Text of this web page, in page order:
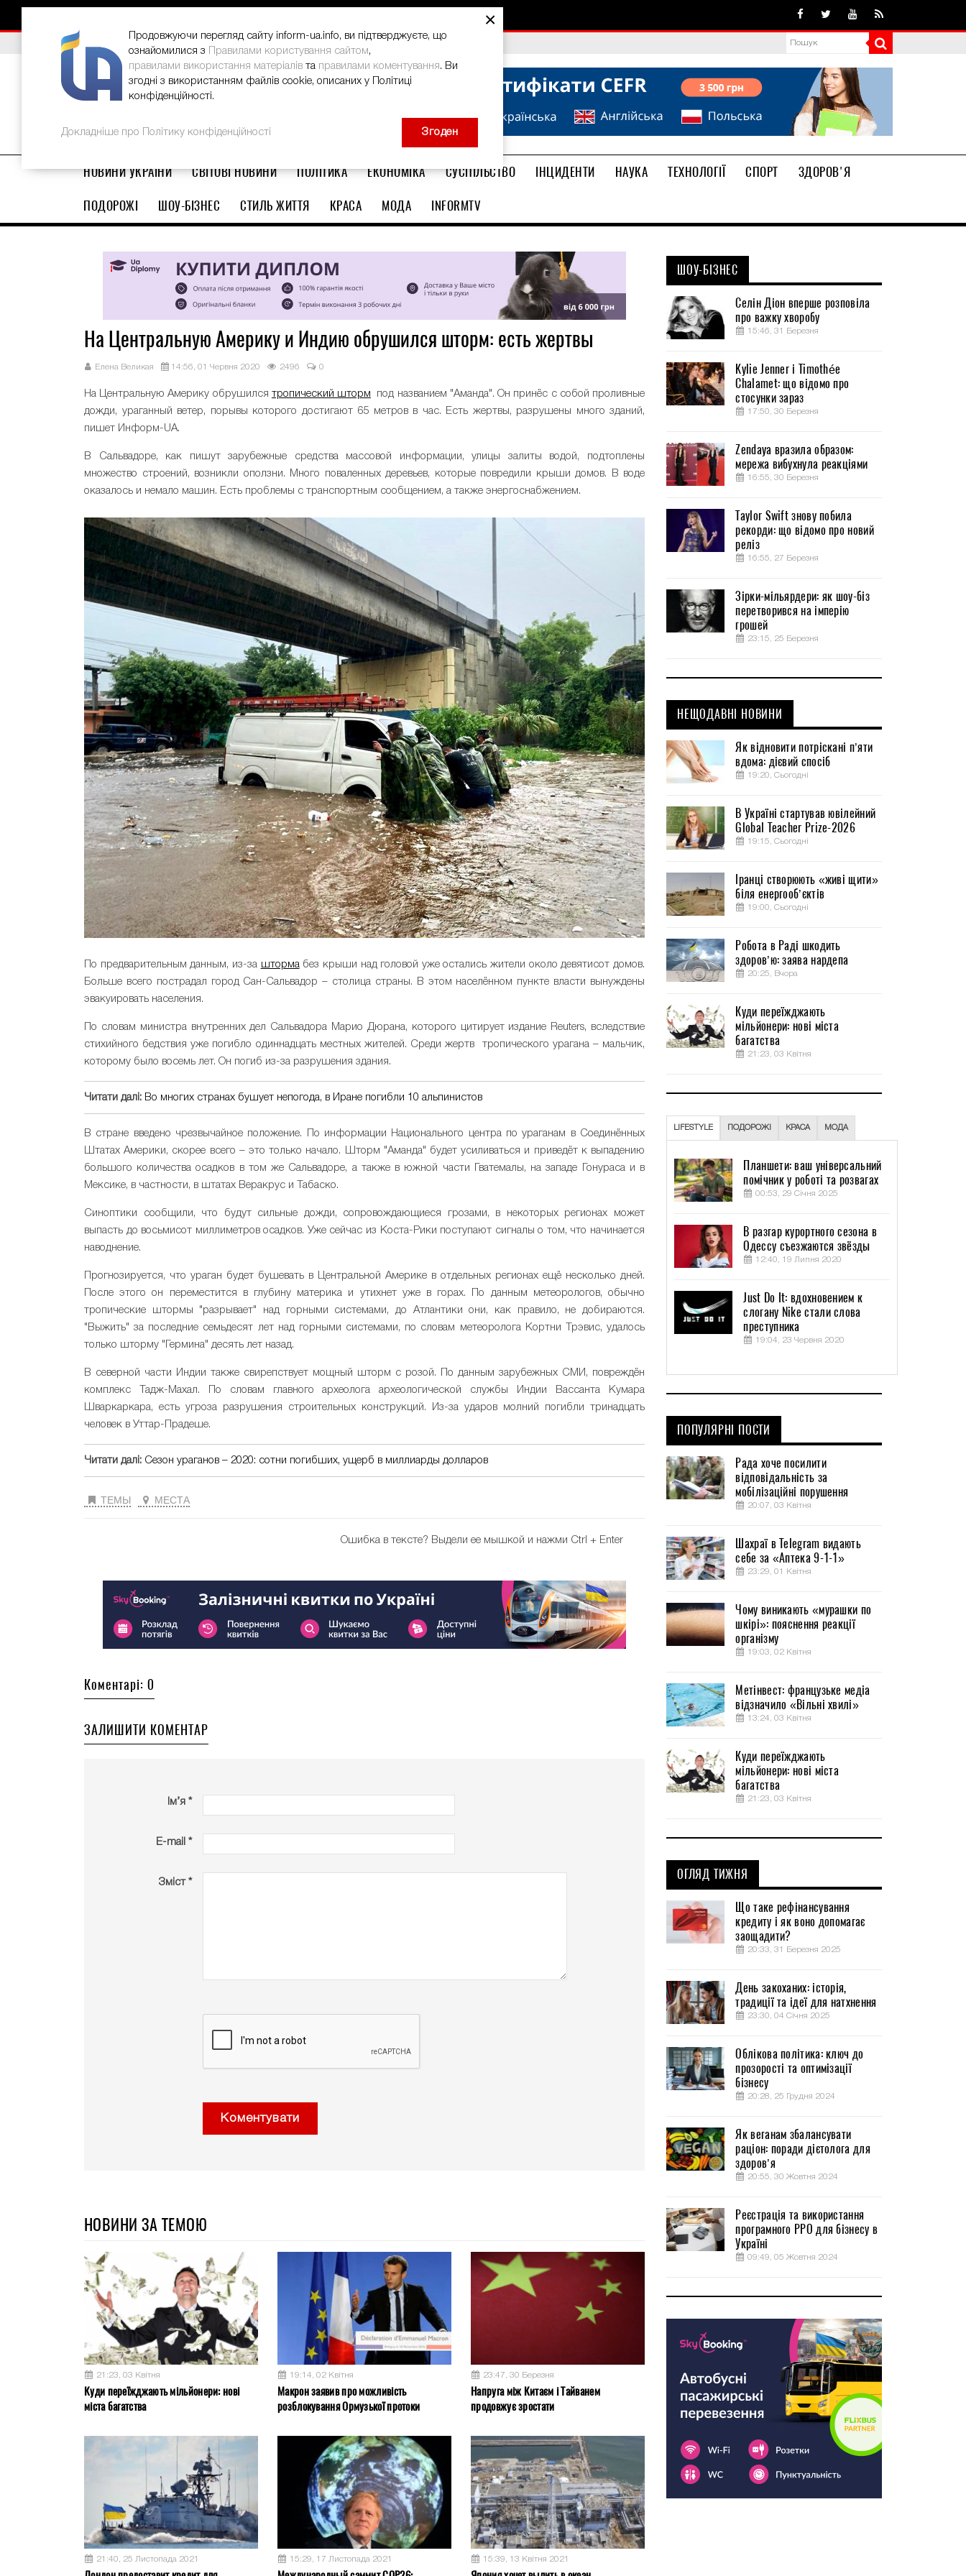
ВИБІР РЕДАКЦІЇ В Україні стартував ювілейний Global Teacher Prize-2026
НОВИНИ УКРАЇНИ СВІТОВІ НОВИНИ ПОЛІТИКА ЕКОНОМІКА СУСПІЛЬСТВО ІНЦИДЕНТИ НАУКА ТЕХНОЛОГІЇ СПОРТ
ЗДОРОВ'Я
ПОДОРОЖІ
ШОУ-БІЗНЕС СТИЛЬ ЖИТТЯ КРАСА МОДА INFORMTV
На Центральную Америку и Индию обрушился шторм: есть жертвы
Елена Великая 14:56, 01 Червня 2020 2496 0
На Центральную Америку обрушился тропический шторм под названием "Аманда". Он принёс с собой проливные
дожди, ураганный ветер, порывы которого достигают 65 метров в час. Есть жертвы, разрушены много зданий,
пишет Информ-UA.
В Сальвадоре, как пишут зарубежные средства массовой информации, улицы залиты водой, подтоплены
множество строений, возникли оползни. Много поваленных деревьев, которые повредили крыши домов. В воде
оказалось и немало машин. Есть проблемы с транспортным сообщением, а также энергоснабжением.
По предварительным данным, из-за штормабез крыши над головой уже остались жители около девятисот домов.
Больше всего пострадал город Сан-Сальвадор – столица страны. В этом населённом пункте власти вынуждены
эвакуировать населения.
По словам министра внутренних дел Сальвадора Марио Дюрана, которого цитирует издание Reuters, вследствие
стихийного бедствия уже погибло одиннадцать местных жителей. Среди жертв тропического урагана – мальчик,
которому было восемь лет. Он погиб из-за разрушения здания.
Читати далі: Во многих странах бушует непогода, в Иране погибли 10 альпинистов
В стране введено чрезвычайное положение. По информации Национального центра по ураганам в Соединённых
Штатах Америки, скорее всего – это только начало. Шторм "Аманда" будет усиливаться и приведёт к выпадению
большого количества осадков в том же Сальвадоре, а также в южной части Гватемалы, на западе Гонураса и в
Мексике, в частности, в штатах Веракрус и Табаско.
Синоптики сообщили, что будут сильные дожди, сопровождающиеся грозами, в некоторых регионах может
выпасть до восьмисот миллиметров осадков. Уже сейчас из Коста-Рики поступают сигналы о том, что начинается
наводнение.
Прогнозируется, что ураган будет бушевать в Центральной Америке в отдельных регионах ещё несколько дней.
После этого он переместится в глубину материка и утихнет уже в горах. По данным метеорологов, обычно
тропические штормы "разрывает" над горными системами, до Атлантики они, как правило, не добираются.
"Выжить" за последние семьдесят лет над горными системами, по словам метеоролога Кортни Трэвис, удалось
только шторму "Гермина" десять лет назад.
В северной части Индии также свирепствует мощный шторм с розой. По данным зарубежных СМИ, повреждён
комплекс Тадж-Махал. По словам главного археолога археологической службы Индии Вассанта Кумара
Шваркаркара, есть угроза разрушения строительных конструкций. Из-за ударов молний погибли тринадцать
человек в Уттар-Прадеше.
Читати далі: Сезон ураганов – 2020: сотни погибших, ущерб в миллиарды долларов
ТЕМЫ МЕСТА
Ошибка в тексте? Выдели ее мышкой и нажми Ctrl + Enter
Коментарі: 0
ЗАЛИШИТИ КОМЕНТАР
Ім’я *
E-mail *
Зміст *
Коментувати
НОВИНИ ЗА ТЕМОЮ
21:23, 03 Квітня
Куди переїжджають мільйонери: нові
міста багатства
19:14, 02 Квітня
Макрон заявив про можливість
розблокування Ормузької протоки
23:47, 30 Березня
Напруга між Китаєм і Тайванем
продовжує зростати
21:40, 25 Листопада 2021 15:29, 17 Листопада 2021 15:39, 13 Квітня 2021
ШОУ-БІЗНЕС
Селін Діон вперше розповіла
про важку хворобу
15:46, 31 Березня
Kylie Jenner і Timothée
Chalamet: що відомо про
стосунки зараз
17:50, 30 Березня
Zendaya вразила образом:
мережа вибухнула реакціями
16:55, 30 Березня
Taylor Swift знову побила
рекорди: що відомо про новий
реліз
16:55, 27 Березня
Зірки-мільярдери: як шоу-біз
перетворився на імперію
грошей
23:15, 25 Березня
НЕЩОДАВНІ НОВИНИ
Як відновити потріскані п’яти
вдома: дієвий спосіб
19:20, Сьогодні
В Україні стартував ювілейний
Global Teacher Prize-2026
19:15, Сьогодні
Іранці створюють «живі щити»
біля енергооб’єктів
19:00, Сьогодні
Робота в Раді шкодить
здоров’ю: заява нардепа
20:25, Вчора
Куди переїжджають
мільйонери: нові міста
багатства
21:23, 03 Квітня
LIFESTYLE ПОДОРОЖІ КРАСА МОДА
Планшети: ваш універсальний
помічник у роботі та розвагах
00:53, 29 Січня 2025
В разгар курортного сезона в
Одессу съезжаются звёзды
12:40, 19 Липня 2020
Just Do It: вдохновением к
слогану Nike стали слова
преступника
19:04, 23 Червня 2020
ПОПУЛЯРНІ ПОСТИ
Рада хоче посилити
відповідальність за
мобілізаційні порушення
20:07, 03 Квітня
Шахраї в Telegram видають
себе за «Аптека 9-1-1»
23:29, 01 Квітня
Чому виникають «мурашки по
шкірі»: пояснення реакції
організму
19:03, 02 Квітня
Метінвест: французьке медіа
відзначило «Вільні хвилі»
13:24, 03 Квітня
Куди переїжджають
мільйонери: нові міста
багатства
21:23, 03 Квітня
ОГЛЯД ТИЖНЯ
Що таке рефінансування
кредиту і як воно допомагає
заощадити?
20:33, 31 Березня 2025
День закоханих: історія,
традиції та ідеї для натхнення
23:30, 04 Січня 2025
Облікова політика: ключ до
прозорості та оптимізації
бізнесу
20:28, 25 Грудня 2024
Як веганам збалансувати
раціон: поради дієтолога для
здоров’я
20:55, 30 Жовтня 2024
Реєстрація та використання
програмного РРО для бізнесу в
Україні
09:49, 05 Жовтня 2024
×
Продовжуючи перегляд сайту inform-ua.info, ви підтверджуєте, що
ознайомилися з
Правилами користування сайтом,
правилами використання матеріалів та правилами коментування. Ви
згодні з використанням файлів cookie, описаних у Політиці
конфіденційності.
Докладніше про Політику конфіденційності Згоден